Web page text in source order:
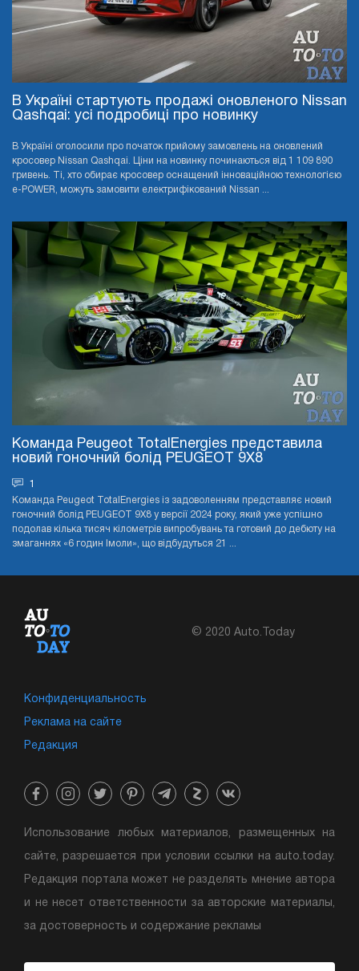
В Україні стартують продажі оновленого Nissan
Qashqai: усі подробиці про новинку
В Україні оголосили про початок прийому замовлень на оновлений
кросовер Nissan Qashqai. Ціни на новинку починаються від 1 109 890
гривень. Ті, хто обирає кросовер оснащений інноваційною технологією
e-POWER, можуть замовити електрифікований Nissan ...
Команда Peugeot TotalEnergies представила
новий гоночний болід PEUGEOT 9X8
1
Команда Peugeot TotalEnergies із задоволенням представляє новий
гоночний болід PEUGEOT 9X8 у версії 2024 року, який уже успішно
подолав кілька тисяч кілометрів випробувань та готовий до дебюту на
змаганнях «6 годин Імоли», що відбудуться 21 ...
© 2020 Auto.Today
Конфиденциальность
Реклама на сайте
Редакция
Использование любых материалов, размещенных на
сайте, разрешается при условии ссылки на auto.today.
Редакция портала может не разделять мнение автора
и не несет ответственности за авторские материалы,
за достоверность и содержание рекламы